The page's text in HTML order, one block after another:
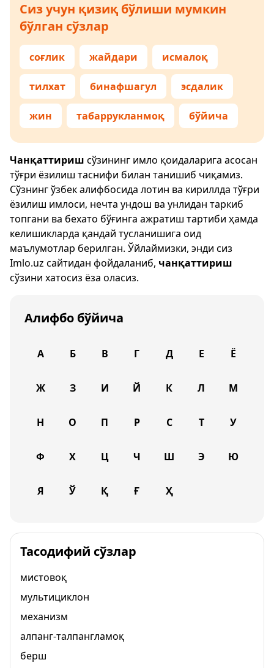
Сиз учун қизиқ бўлиши мумкин
бўлган сўзлар
соғлик жайдари исмалоқ
тилхат бинафшагул эсдалик
жин табаррукланмоқ бўйича
Чанқаттириш сўзининг имло қоидаларига асосан
тўғри ёзилиш таснифи билан танишиб чиқамиз.
Сўзнинг ўзбек алифбосида лотин ва кириллда тўғри
ёзилиш имлоси, нечта ундош ва унлидан таркиб
топгани ва бехато бўғинга ажратиш тартиби ҳамда
келишикларда қандай тусланишига оид
маълумотлар берилган. Ўйлаймизки, энди сиз
Imlo.uz сайтидан фойдаланиб, чанқаттириш
сўзини хатосиз ёза оласиз.
Алифбо бўйича
А Б В Г Д Е Ё
Ж З И Й К Л М
Н О П Р С Т У
Ф Х Ц Ч Ш Э Ю
Я Ў Қ Ғ Ҳ
Тасодифий сўзлар
мистовоқ
мультициклон
механизм
алпанг-талпангламоқ
берш